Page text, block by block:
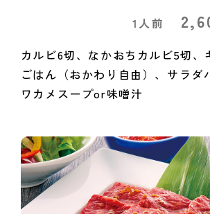
1人前
カルビ6切、なかおちカルビ5切、
ごはん（おかわり自由）、サラダ
ワカメスープor味噌汁